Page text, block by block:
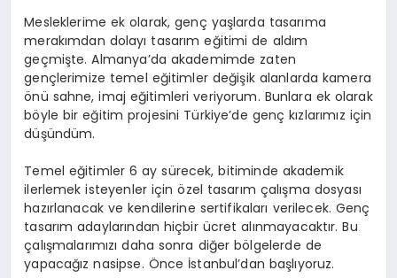
Mesleklerime ek olarak, genç yaşlarda tasarıma
merakımdan dolayı tasarım eğitimi de aldım
geçmişte. Almanya’da akademimde zaten
gençlerimize temel eğitimler değişik alanlarda kamera
önü sahne, imaj eğitimleri veriyorum. Bunlara ek olarak
böyle bir eğitim projesini Türkiye’de genç kızlarımız için
düşündüm.
Temel eğitimler 6 ay sürecek, bitiminde akademik
ilerlemek isteyenler için özel tasarım çalışma dosyası
hazırlanacak ve kendilerine sertifikaları verilecek. Genç
tasarım adaylarından hiçbir ücret alınmayacaktır. Bu
çalışmalarımızı daha sonra diğer bölgelerde de
yapacağız nasipse. Önce İstanbul’dan başlıyoruz.